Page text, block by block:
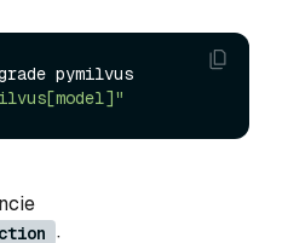
pymilvus